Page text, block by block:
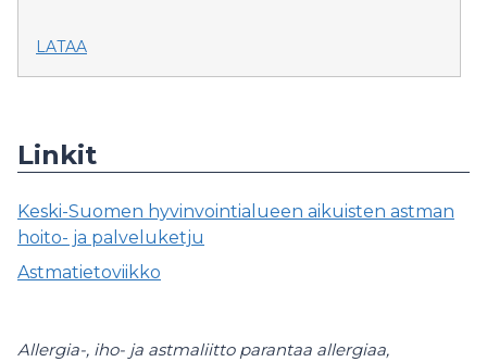
LATAA
Linkit
Keski-Suomen hyvinvointialueen aikuisten astman
hoito- ja palveluketju
Astmatietoviikko
Allergia-, iho- ja astmaliitto parantaa allergiaa,